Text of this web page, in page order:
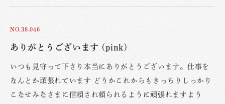
NO.38,046
ありがとうございます (pink)
いつも見守って下さり本当にありがとうございます。仕事を
なんとか頑張れています どうかこれからもきっちりしっかり
こなせみなさまに信頼され頼られるように頑張れますよう